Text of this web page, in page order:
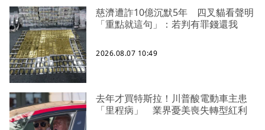
慈濟遭詐10億沉默5年 四叉貓看聲明
「重點就這句」：若判有罪錢還我
2026.08.07 10:49
去年才買特斯拉！川普酸電動車主患
「里程病」 業界憂美喪失轉型紅利